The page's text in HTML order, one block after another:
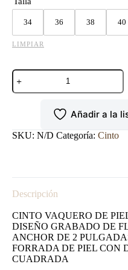
34 36 38 40
LIMPIAR
CINTO
VAQUERO
GRABADO
Añadir a la
SKU: N/D Categoría: Cinto
Descripción
CINTO VAQUERO DE
DISEÑO GRABADO DE
ANCHOR DE 2
FORRADA DE PIEL CON
CUADRADA